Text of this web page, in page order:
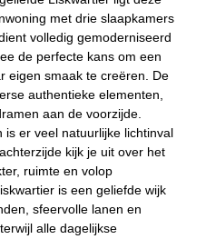
met drie slaapkamers
volledig gemoderniseerd
de perfecte kans om een
eigen smaak te creëren. De
authentieke elementen,
aan de voorzijde.
er veel natuurlijke lichtinval
kijk je uit over het
ruimte en volop
is een geliefde wijk
sfeervolle lanen en
alle dagelijkse